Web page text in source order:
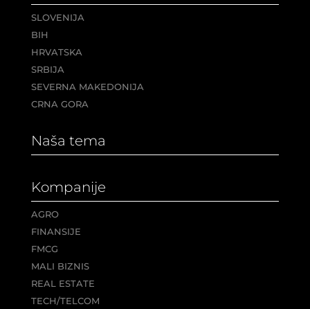
SLOVENIJA
BIH
HRVATSKA
SRBIJA
SEVERNA MAKEDONIJA
CRNA GORA
Naša tema
Kompanije
AGRO
FINANSIJE
FMCG
MALI BIZNIS
REAL ESTATE
TECH/TELCOM